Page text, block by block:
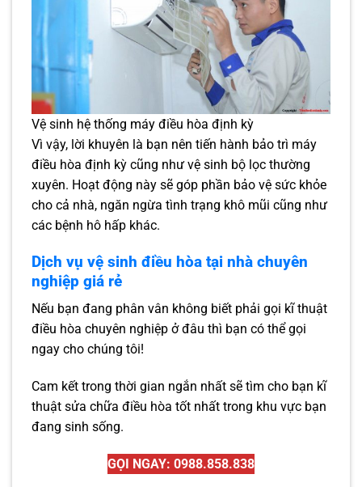
Vệ sinh hệ thống máy điều hòa định kỳ
Vì vậy, lời khuyên là bạn nên tiến hành bảo trì máy
điều hòa định kỳ cũng như vệ sinh bộ lọc thường
xuyên. Hoạt động này sẽ góp phần bảo vệ sức khỏe
cho cả nhà, ngăn ngừa tình trạng khô mũi cũng như
các bệnh hô hấp khác.
Dịch vụ vệ sinh điều hòa tại nhà chuyên
nghiệp giá rẻ
Nếu bạn đang phân vân không biết phải gọi kĩ thuật
điều hòa chuyên nghiệp ở đâu thì bạn có thể gọi
ngay cho chúng tôi!
Cam kết trong thời gian ngắn nhất sẽ tìm cho bạn kĩ
thuật sửa chữa điều hòa tốt nhất trong khu vực bạn
đang sinh sống.
GỌI NGAY: 0988.858.838